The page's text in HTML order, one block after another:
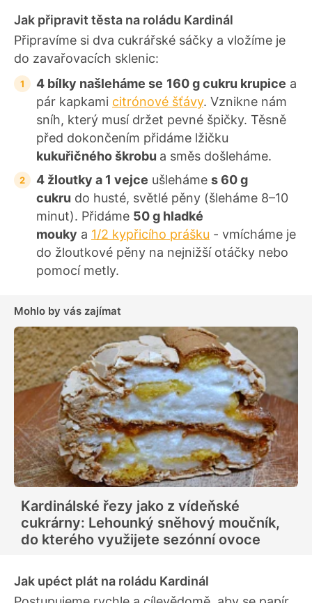
Jak připravit těsta na roládu Kardinál
Připravíme si dva cukrářské sáčky a vložíme je
do zavařovacích sklenic:
4 bílky našleháme se 160 g cukru krupice a
pár kapkami citrónové šťávy. Vznikne nám
sníh, který musí držet pevné špičky. Těsně
před dokončením přidáme lžičku
kukuřičného škrobu a směs došleháme.
4 žloutky a 1 vejce ušleháme s 60 g
cukru do husté, světlé pěny (šleháme 8–10
minut). Přidáme 50 g hladké
mouky a 1/2 kypřicího prášku - vmícháme je
do žloutkové pěny na nejnižší otáčky nebo
pomocí metly.
Mohlo by vás zajímat
Kardinálské řezy jako z vídeňské
cukrárny: Lehounký sněhový moučník,
do kterého využijete sezónní ovoce
Jak upéct plát na roládu Kardinál